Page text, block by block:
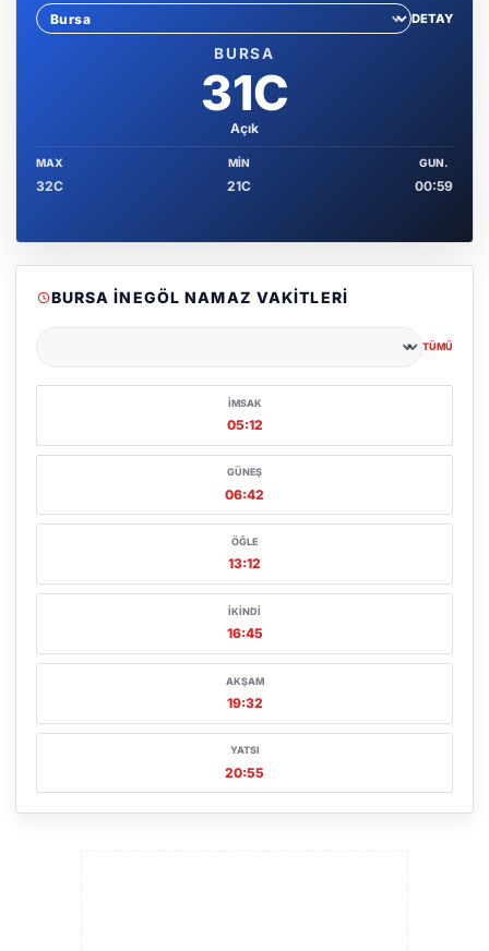
Sehir sec
DETAY
BURSA
31C
Açık
MAX
32C
MIN
21C
GUN.
00:59
BURSA İNEGÖL NAMAZ VAKITLERI
TÜMÜ
İMSAK
05:12
GÜNEŞ
06:42
ÖĞLE
13:12
İKINDI
16:45
AKŞAM
19:32
YATSI
20:55